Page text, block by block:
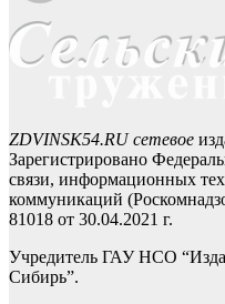
ZDVINSK54.RU сетевое
Зарегистрировано
связи, информационных
коммуникаций
81018 от 30.04.2021 г.
Учредитель ГАУ НСО
Сибирь”.